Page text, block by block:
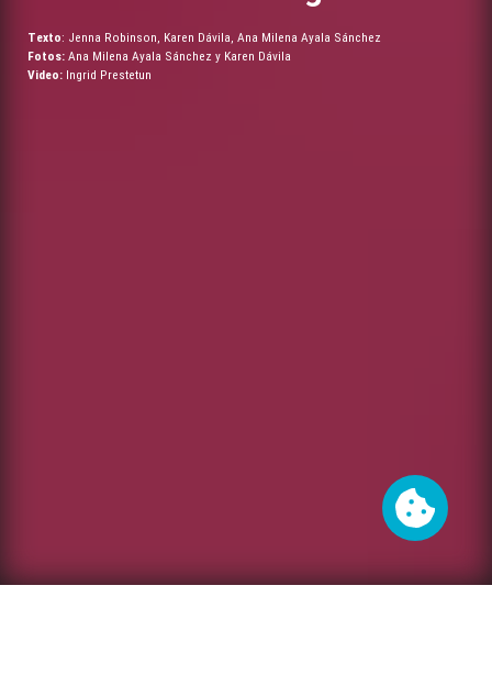
Texto: Jenna Robinson, Karen Dávila, Ana Milena Ayala Sánchez
Fotos: Ana Milena Ayala Sánchez y Karen Dávila
Video: Ingrid Prestetun
Cookies